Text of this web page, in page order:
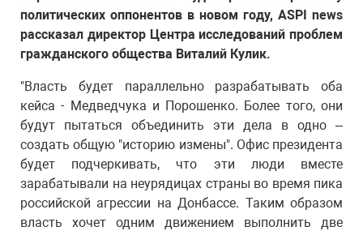
политических оппонентов в новом году, ASPI news
рассказал директор Центра исследований проблем
гражданского общества Виталий Кулик.
"Власть будет параллельно разрабатывать оба
кейса - Медведчука и Порошенко. Более того, они
будут пытаться объединить эти дела в одно –
создать общую "историю измены". Офис президента
будет подчеркивать, что эти люди вместе
зарабатывали на неурядицах страны во время пика
российской агрессии на Донбассе. Таким образом
власть хочет одним движением выполнить две